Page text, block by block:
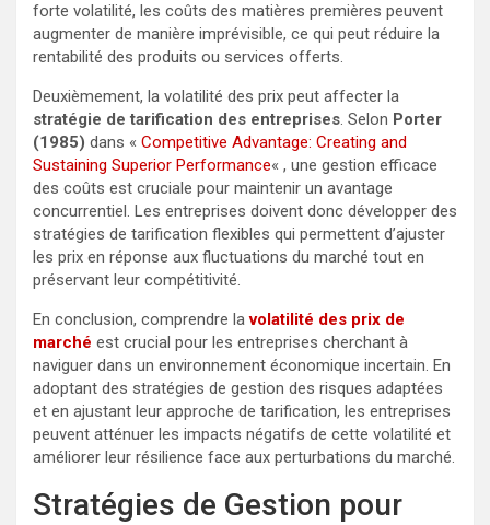
forte volatilité, les coûts des matières premières peuvent
augmenter de manière imprévisible, ce qui peut réduire la
rentabilité des produits ou services offerts.
Deuxièmement, la volatilité des prix peut affecter la
stratégie de tarification des entreprises. Selon Porter
(1985) dans « Competitive Advantage: Creating and
Sustaining Superior Performance« , une gestion efficace
des coûts est cruciale pour maintenir un avantage
concurrentiel. Les entreprises doivent donc développer des
stratégies de tarification flexibles qui permettent d’ajuster
les prix en réponse aux fluctuations du marché tout en
préservant leur compétitivité.
En conclusion, comprendre lavolatilité des prix de
marché est crucial pour les entreprises cherchant à
naviguer dans un environnement économique incertain. En
adoptant des stratégies de gestion des risques adaptées
et en ajustant leur approche de tarification, les entreprises
peuvent atténuer les impacts négatifs de cette volatilité et
améliorer leur résilience face aux perturbations du marché.
Stratégies de Gestion pour